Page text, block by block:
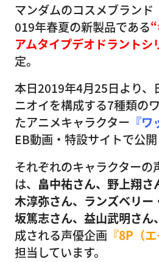
マンダムのコスメブラン
019年春夏の新製品である
アムタイプデオドラントシ
定。
本日2019年4月25日より、
ニオイを構成する7種類の
たアニメキャラクター 『
EB動画・特設サイトで公開
それぞれのキャラクターの
は、 畠中祐さん、野上翔
木淳弥さん、ランズベリー
坂篤志さん、益山武明さん
成される声優企画 『8P（
担当しています。